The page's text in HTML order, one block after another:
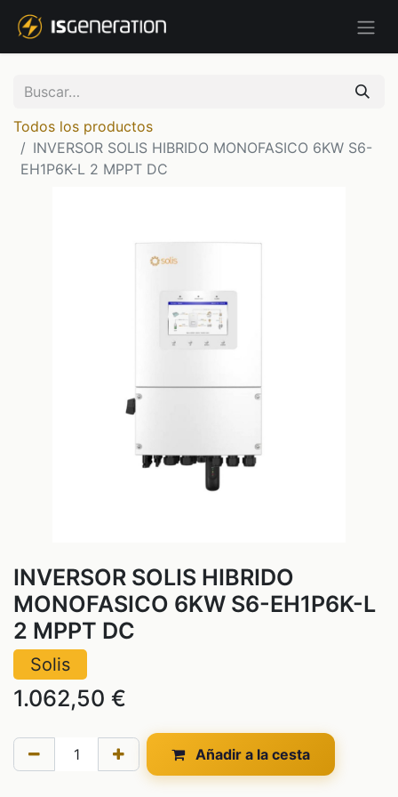
Todos los productos
INVERSOR SOLIS HIBRIDO MONOFASICO 6KW S6-
EH1P6K-L 2 MPPT DC
INVERSOR SOLIS HIBRIDO
MONOFASICO 6KW S6-EH1P6K-L
2 MPPT DC
Solis
1.062,50 €
Añadir a la cesta